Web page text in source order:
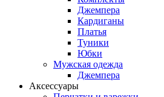
Джемпера
Кардиганы
Платья
Туники
Юбки
Мужская одежда
Джемпера
Аксессуары